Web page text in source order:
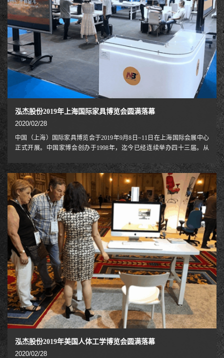
泓杰股份2019年上海国际家具博览会圆满落幕
2020/02/28
中国（上海）国际家具博览会于2019年9月8日~11日在上海国际会展中心
正式开展。中国家博会创办于1998年，迄今已经连续举办四十三届。从
经济最有活力的珠三角和长三角地区，彰显春华秋实的双城魅力。中国家
博会覆盖大家居全产业链，涵盖民用家具、饰品家纺、户外家居、办公商
用及酒店家具、家具生产设备及配件辅料等， 春秋两届共汇聚超过6000家
海内外顶尖品牌企业，共接待超过34万名专业观众，是家居行业新品发
布、商贸首选平台。NB人体工学产品与众不
泓杰股份2019年美国人体工学博览会圆满落幕
2020/02/28